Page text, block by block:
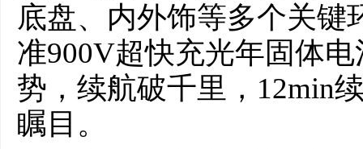
底盘、内外饰等多个关键
准900V超快充光年固体
势，续航破千里，12min
瞩目。